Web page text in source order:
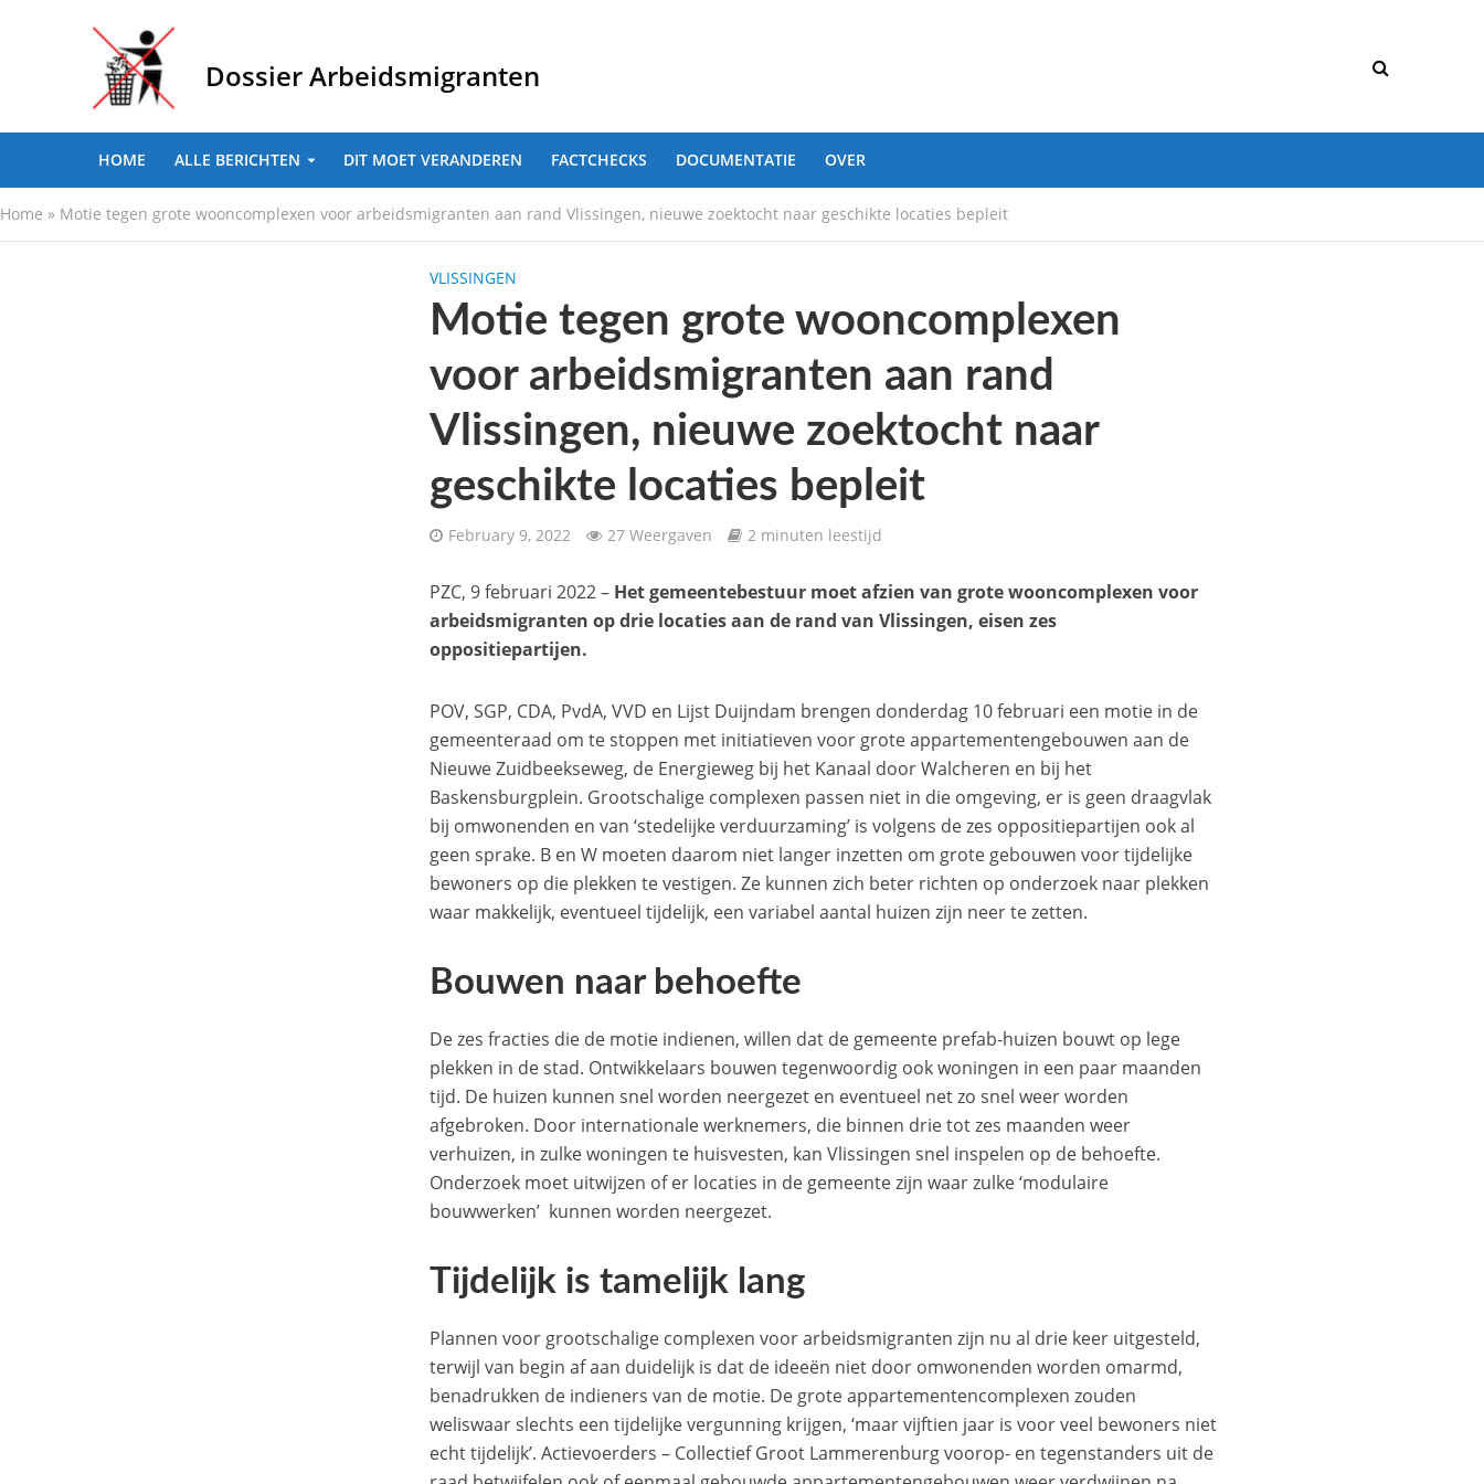
Dossier Arbeidsmigranten
HOME ALLE BERICHTEN DIT MOET VERANDEREN FACTCHECKS DOCUMENTATIE OVER
Home » Motie tegen grote wooncomplexen voor arbeidsmigranten aan rand Vlissingen, nieuwe zoektocht naar geschikte locaties bepleit
VLISSINGEN
Motie tegen grote wooncomplexen
voor arbeidsmigranten aan rand
Vlissingen, nieuwe zoektocht naar
geschikte locaties bepleit
February 9, 2022 27 Weergaven 2 minuten leestijd
PZC, 9 februari 2022 – Het gemeentebestuur moet afzien van grote wooncomplexen voor
arbeidsmigranten op drie locaties aan de rand van Vlissingen, eisen zes
oppositiepartijen.
POV, SGP, CDA, PvdA, VVD en Lijst Duijndam brengen donderdag 10 februari een motie in de
gemeenteraad om te stoppen met initiatieven voor grote appartementengebouwen aan de
Nieuwe Zuidbeekseweg, de Energieweg bij het Kanaal door Walcheren en bij het
Baskensburgplein. Grootschalige complexen passen niet in die omgeving, er is geen draagvlak
bij omwonenden en van ‘stedelijke verduurzaming’ is volgens de zes oppositiepartijen ook al
geen sprake. B en W moeten daarom niet langer inzetten om grote gebouwen voor tijdelijke
bewoners op die plekken te vestigen. Ze kunnen zich beter richten op onderzoek naar plekken
waar makkelijk, eventueel tijdelijk, een variabel aantal huizen zijn neer te zetten.
Bouwen naar behoefte
De zes fracties die de motie indienen, willen dat de gemeente prefab-huizen bouwt op lege
plekken in de stad. Ontwikkelaars bouwen tegenwoordig ook woningen in een paar maanden
tijd. De huizen kunnen snel worden neergezet en eventueel net zo snel weer worden
afgebroken. Door internationale werknemers, die binnen drie tot zes maanden weer
verhuizen, in zulke woningen te huisvesten, kan Vlissingen snel inspelen op de behoefte.
Onderzoek moet uitwijzen of er locaties in de gemeente zijn waar zulke ‘modulaire
bouwwerken’ kunnen worden neergezet.
Tijdelijk is tamelijk lang
Plannen voor grootschalige complexen voor arbeidsmigranten zijn nu al drie keer uitgesteld,
terwijl van begin af aan duidelijk is dat de ideeën niet door omwonenden worden omarmd,
benadrukken de indieners van de motie. De grote appartementencomplexen zouden
weliswaar slechts een tijdelijke vergunning krijgen, ‘maar vijftien jaar is voor veel bewoners niet
echt tijdelijk’. Actievoerders – Collectief Groot Lammerenburg voorop- en tegenstanders uit de